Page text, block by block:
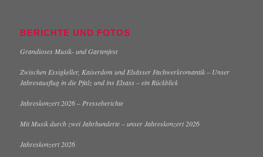
BERICHTE UND FOTOS
Grandioses Musik- und Gartenfest
Zwischen Essigkeller, Kaiserdom und Elsässer Fachwerkromantik – Unser
Jahresausflug in die Pfalz und ins Elsass – ein Rückblick
Jahreskonzert 2026 – Presseberichte
Mit Musik durch zwei Jahrhunderte – unser Jahreskonzert 2026
Jahreskonzert 2026